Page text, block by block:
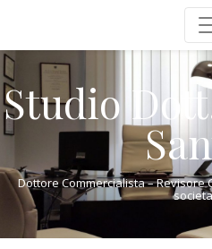
Studio
Dottore Commercialista – Revisore